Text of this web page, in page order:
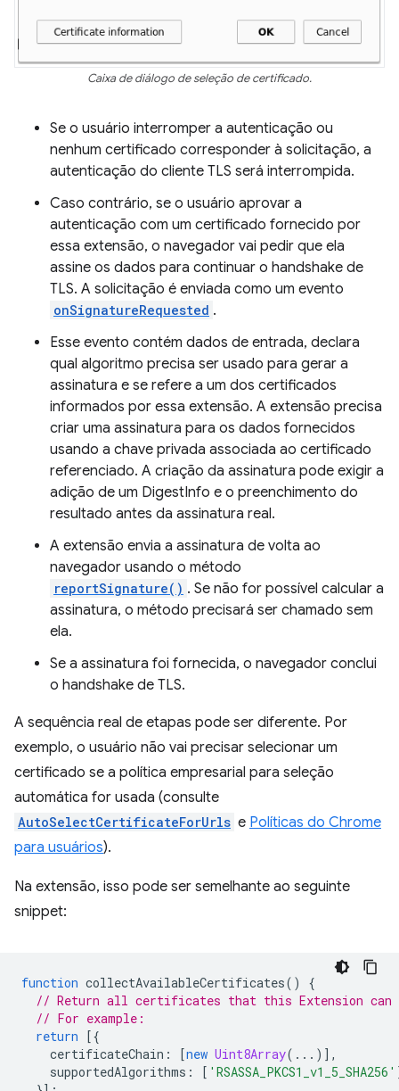
Caixa de diálogo de seleção de certificado.
Se o usuário interromper a autenticação ou
nenhum certificado corresponder à solicitação, a
autenticação do cliente TLS será interrompida.
Caso contrário, se o usuário aprovar a
autenticação com um certificado fornecido por
essa extensão, o navegador vai pedir que ela
assine os dados para continuar o handshake de
TLS. A solicitação é enviada como um evento
onSignatureRequested .
Esse evento contém dados de entrada, declara
qual algoritmo precisa ser usado para gerar a
assinatura e se refere a um dos certificados
informados por essa extensão. A extensão precisa
criar uma assinatura para os dados fornecidos
usando a chave privada associada ao certificado
referenciado. A criação da assinatura pode exigir a
adição de um DigestInfo e o preenchimento do
resultado antes da assinatura real.
A extensão envia a assinatura de volta ao
navegador usando o método
reportSignature() . Se não for possível calcular a
assinatura, o método precisará ser chamado sem
ela.
Se a assinatura foi fornecida, o navegador conclui
o handshake de TLS.
A sequência real de etapas pode ser diferente. Por
exemplo, o usuário não vai precisar selecionar um
certificado se a política empresarial para seleção
automática for usada (consulte
AutoSelectCertificateForUrls e Políticas do Chrome
para usuários).
Na extensão, isso pode ser semelhante ao seguinte
snippet:
function collectAvailableCertificates()
{
// Return all certificates that this Extension can
// For example:
return [{
certificateChain : [new Uint8Array(...)],
supportedAlgorithms : [ 'RSASSA_PKCS1_v1_5_SHA256'